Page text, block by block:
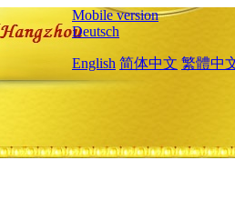
Mobile version
Deutsch
English 简体中文 繁體中